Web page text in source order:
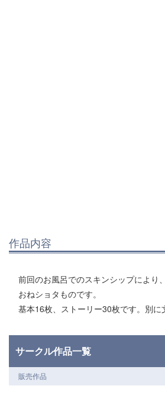
作品内容
前回のお風呂でのスキンシップにより
おねショタものです。
基本16枚、ストーリー30枚です。別に
サークル作品一覧
販売作品